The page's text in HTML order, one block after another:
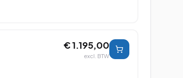
€ 1.195,00
excl. BTW